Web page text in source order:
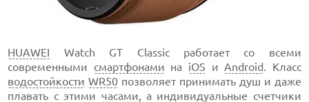
HUAWEI Watch GT Classic работает со всеми
современными смартфонами на iOS иAndroid. Класс
водостойкости WR50 позволяет принимать душ и даже
плавать с этими часами, а индивидуальные счетчики